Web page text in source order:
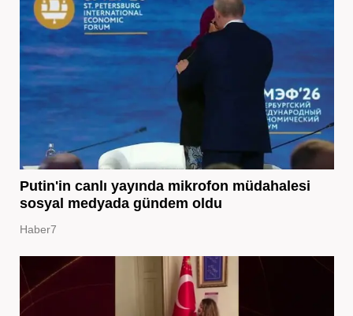
Putin'in canlı yayında mikrofon müdahalesi
sosyal medyada gündem oldu
Haber7